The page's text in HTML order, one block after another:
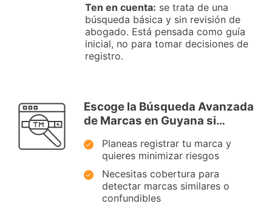
Ten en cuenta: se trata de una
búsqueda básica y sin revisión de
abogado. Está pensada como guía
inicial, no para tomar decisiones de
registro.
Escoge la Búsqueda Avanzada
de Marcas en Guyana si…
Planeas registrar tu marca y
quieres minimizar riesgos
Necesitas cobertura para
detectar marcas similares o
confundibles